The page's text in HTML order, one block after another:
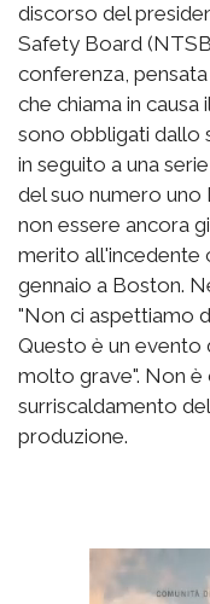
discorso del
Safety Board
conferenza,
che chiama in
sono obbligati dallo
in seguito a una
del suo numero uno
non essere ancora
merito all'incedente
gennaio a Boston.
"Non ci aspettiamo
Questo è un evento
molto grave". Non è
surriscaldamento
produzione.